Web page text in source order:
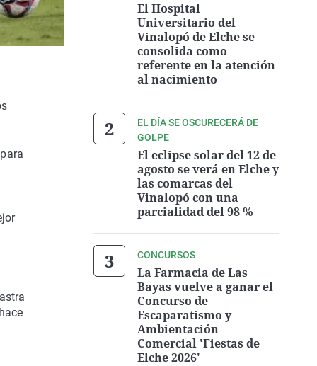
El Hospital
Universitario del
Vinalopó de Elche se
consolida como
referente en la atención
al nacimiento
EL DÍA SE OSCURECERÁ DE
GOLPE
El eclipse solar del 12 de
agosto se verá en Elche y
las comarcas del
Vinalopó con una
parcialidad del 98 %
CONCURSOS
La Farmacia de Las
Bayas vuelve a ganar el
Concurso de
Escaparatismo y
Ambientación
Comercial 'Fiestas de
Elche 2026'